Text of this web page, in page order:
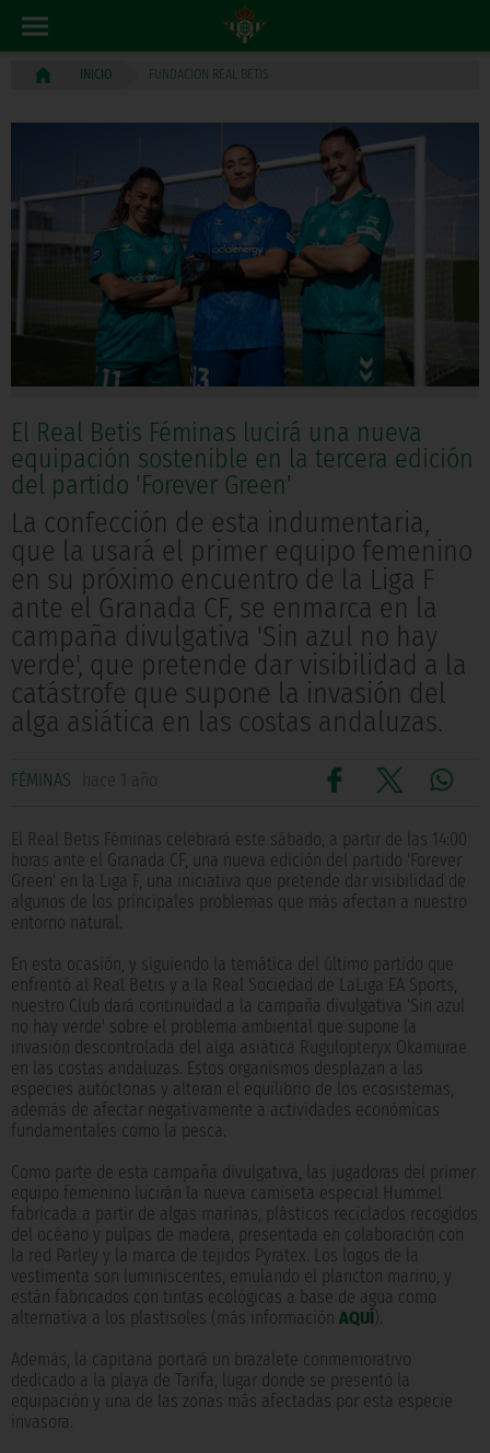
INICIO FUNDACION REAL BETIS
El Real Betis Féminas lucirá una nueva
equipación sostenible en la tercera edición
del partido 'Forever Green'
La confección de esta indumentaria,
que la usará el primer equipo femenino
en su próximo encuentro de la Liga F
ante el Granada CF, se enmarca en la
campaña divulgativa 'Sin azul no hay
verde', que pretende dar visibilidad a la
catástrofe que supone la invasión del
alga asiática en las costas andaluzas.
FÉMINAS hace 1 año
El Real Betis Féminas celebrará este sábado, a partir de las 14:00
horas ante el Granada CF, una nueva edición del partido 'Forever
Green' en la Liga F, una iniciativa que pretende dar visibilidad de
algunos de los principales problemas que más afectan a nuestro
entorno natural.
En esta ocasión, y siguiendo la temática del último partido que
enfrentó al Real Betis y a la Real Sociedad de LaLiga EA Sports,
nuestro Club dará continuidad a la campaña divulgativa 'Sin azul
no hay verde' sobre el problema ambiental que supone la
invasión descontrolada del alga asiática Rugulopteryx Okamurae
en las costas andaluzas. Estos organismos desplazan a las
especies autóctonas y alteran el equilibrio de los ecosistemas,
además de afectar negativamente a actividades económicas
fundamentales como la pesca.
Como parte de esta campaña divulgativa, las jugadoras del primer
equipo femenino lucirán la nueva camiseta especial Hummel
fabricada a partir de algas marinas, plásticos reciclados recogidos
del océano y pulpas de madera, presentada en colaboración con
la red Parley y la marca de tejidos Pyratex. Los logos de la
vestimenta son luminiscentes, emulando el plancton marino, y
están fabricados con tintas ecológicas a base de agua como
alternativa a los plastisoles (más información AQUÍ).
Además, la capitana portará un brazalete conmemorativo
dedicado a la playa de Tarifa, lugar donde se presentó la
equipación y una de las zonas más afectadas por esta especie
invasora.